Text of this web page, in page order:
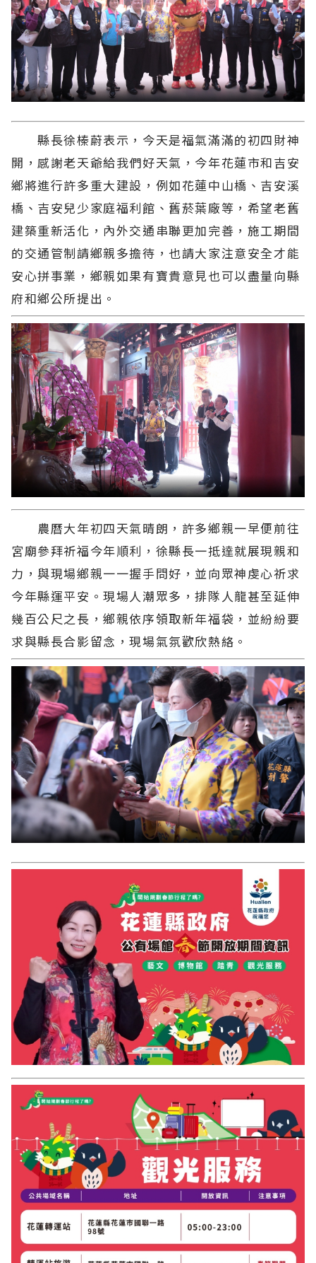
縣長徐榛蔚表示，今天是福氣滿滿的初四財神
開，感謝老天爺給我們好天氣，今年花蓮市和吉安
鄉將進行許多重大建設，例如花蓮中山橋、吉安溪
橋、吉安兒少家庭福利館、舊菸葉廠等，希望老舊
建築重新活化，內外交通串聯更加完善，施工期間
的交通管制請鄉親多擔待，也請大家注意安全才能
安心拼事業，鄉親如果有寶貴意見也可以盡量向縣
府和鄉公所提出。
農曆大年初四天氣晴朗，許多鄉親一早便前往
宮廟參拜祈福今年順利，徐縣長一抵達就展現親和
力，與現場鄉親一一握手問好，並向眾神虔心祈求
今年縣運平安。現場人潮眾多，排隊人龍甚至延伸
幾百公尺之長，鄉親依序領取新年福袋，並紛紛要
求與縣長合影留念，現場氣氛歡欣熱絡。